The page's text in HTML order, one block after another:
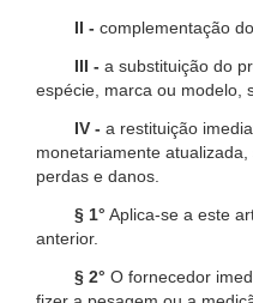
II - complementação
III - a substituição do
espécie, marca ou modelo,
IV - a restituição
monetariamente
perdas e danos.
§ 1° Aplica-se a este
anterior.
§ 2° O fornecedor